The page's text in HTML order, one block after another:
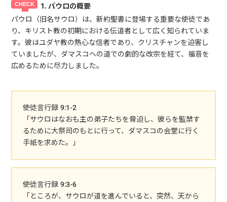
1. パウロの概要
パウロ（旧名サウロ）は、新約聖書に登場する重要な使徒であ
り、キリスト教の初期における伝道者として広く知られていま
す。彼はユダヤ教の熱心な信者であり、クリスチャンを迫害し
ていましたが、ダマスコへの道での劇的な改宗を経て、福音を
広めるために尽力しました。
使徒言行録 9:1-2
「サウロはなおも主の弟子たちを脅迫し、彼らを監禁す
るために大祭司のもとに行って、ダマスコの会堂に行く
手紙を求めた。」
使徒言行録 9:3-6
「ところが、サウロが道を進んでいると、突然、天から